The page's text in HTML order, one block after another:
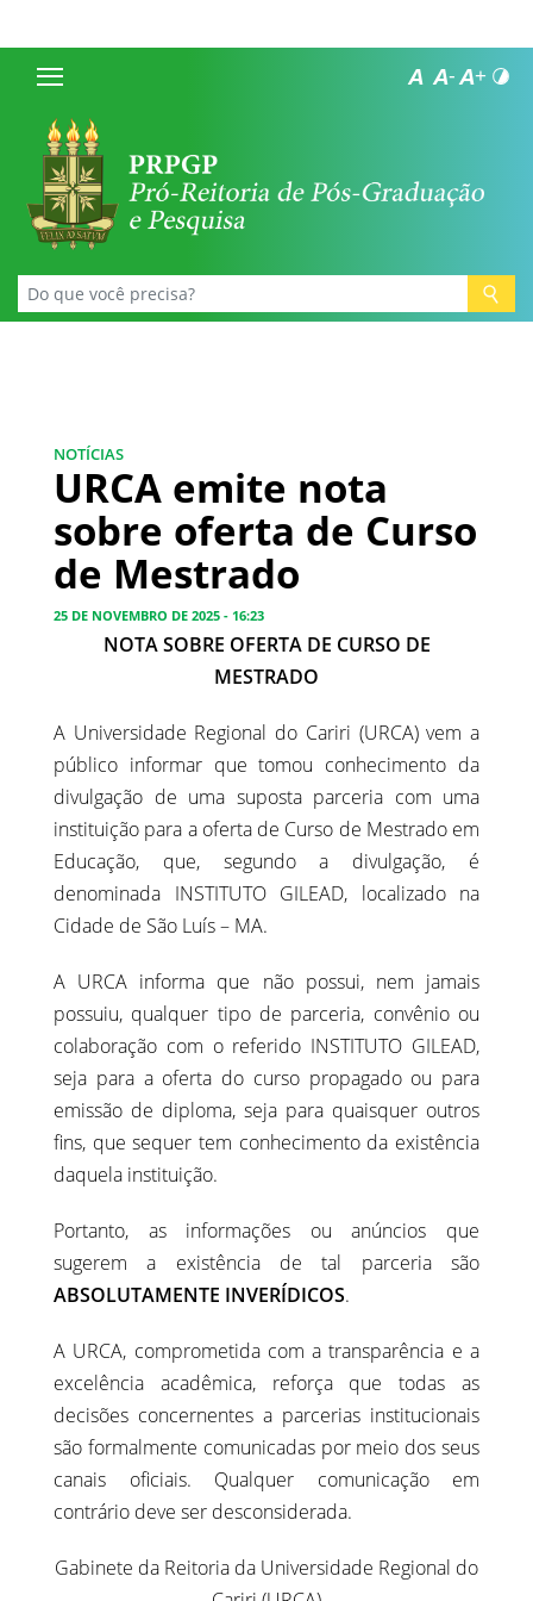
NOTÍCIAS
URCA emite nota
sobre oferta de Curso
de Mestrado
25 DE NOVEMBRO DE 2025 - 16:23
NOTA SOBRE OFERTA DE CURSO DE
MESTRADO
A Universidade Regional do Cariri (URCA) vem a
público informar que tomou conhecimento da
divulgação de uma suposta parceria com uma
instituição para a oferta de Curso de Mestrado em
Educação, que, segundo a divulgação, é
denominada INSTITUTO GILEAD, localizado na
Cidade de São Luís – MA.
A URCA informa que não possui, nem jamais
possuiu, qualquer tipo de parceria, convênio ou
colaboração com o referido INSTITUTO GILEAD,
seja para a oferta do curso propagado ou para
emissão de diploma, seja para quaisquer outros
fins, que sequer tem conhecimento da existência
daquela instituição.
Portanto, as informações ou anúncios que
sugerem a existência de tal parceria são
ABSOLUTAMENTE INVERÍDICOS.
A URCA, comprometida com a transparência e a
excelência acadêmica, reforça que todas as
decisões concernentes a parcerias institucionais
são formalmente comunicadas por meio dos seus
canais oficiais. Qualquer comunicação em
contrário deve ser desconsiderada.
Gabinete da Reitoria da Universidade Regional do